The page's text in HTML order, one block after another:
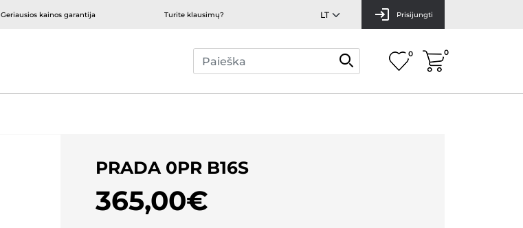
Geriausios kainos garantija Turite klausimų? Prisijungti
0 0
PRADA 0PR B16S
365,00€